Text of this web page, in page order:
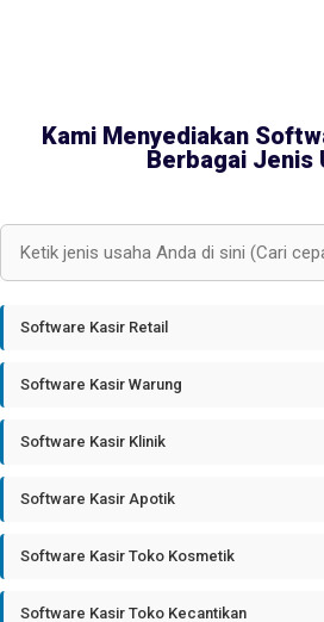
Kami Menyediakan
Berbagai Jenis
Software Kasir Retail
Software Kasir Warung
Software Kasir Klinik
Software Kasir Apotik
Software Kasir Toko Kosmetik
Software Kasir Toko Kecantikan